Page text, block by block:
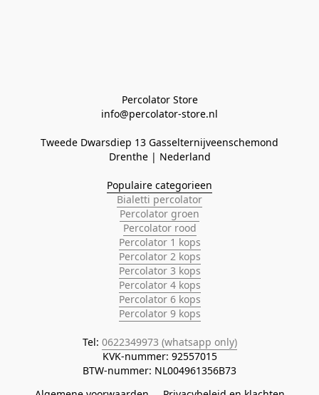
Percolator Store
Tweede Dwarsdiep 13 Gasselternijveenschemond
Populaire categorieen
Bialetti percolator
Percolator groen
Percolator rood
Percolator 1 kops
Percolator 2 kops
Percolator 3 kops
Percolator 4 kops
Percolator 6 kops
Percolator 9 kops
Tel: 0622349973 (whatsapp only)
KVK-nummer: 92557015
BTW-nummer: NL004961356B73